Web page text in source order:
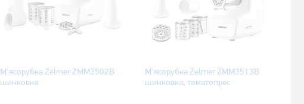
М'ясорубка Zelmer ZMM3502B
шинковка
М'ясорубка Zelmer ZMM3513B
шинковка, томатопрес